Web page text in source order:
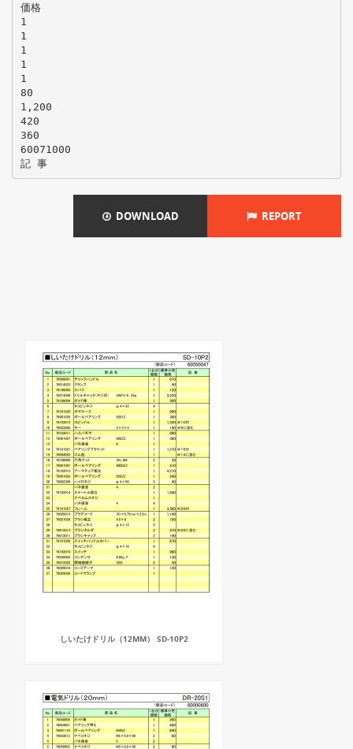
価格
1
1
1
1
1
80
1,200
420
360
60071000
記 事
DOWNLOAD REPORT
しいたけドリル（12MM） SD-10P2